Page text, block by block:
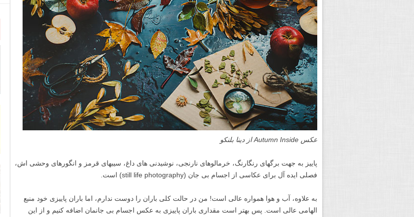
عکس Autumn Inside از دینا بلنکو
پاییز به جهت برگ­های رنگارنگ، خرمالوهای نارنجی، نوشیدنی ­های داغ، سیب­های قرمز و انگورهای وحشی­ اش،
فصلی ایده ­آل برای عکاسی از اجسام بی­ جان (still life photography) است.
به­ علاوه، آب و هوا همواره عالی است! من در حالت کلی باران را دوست ندارم، اما باران پاییزی خود منبع
الهامی عالی است. پس بهتر است مقداری باران پاییزی به عکس اجسام بی­ جانمان اضافه کنیم و از این